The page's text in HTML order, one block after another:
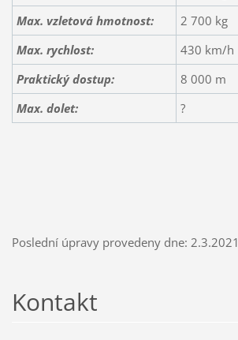
Max. vzletová hmotnost:
2 700 kg
Max. rychlost:
430 km/h
Praktický dostup:
8 000 m
Max. dolet:
?
Poslední úpravy provedeny dne: 2.3.2021
Kontakt